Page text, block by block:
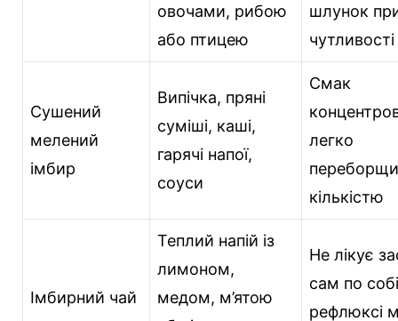
овочами, рибою
або птицею
шлунок
чутливості
Сушений
мелений
імбир
Випічка, пряні
суміші, каші,
гарячі напої,
соуси
Смак
легко
кількістю
Імбирний чай
Теплий напій із
лимоном,
медом, м’ятою
Не лікує
сам по
рефлюксі